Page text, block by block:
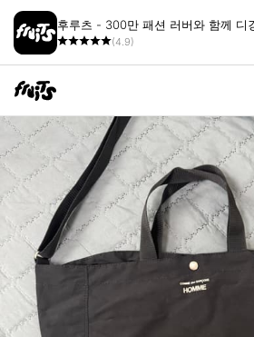
후루츠 - 300만 패션 러버와 함께 디
(4.9)